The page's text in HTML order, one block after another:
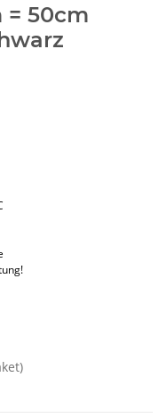
= 50cm